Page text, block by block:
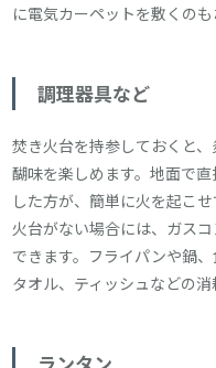
に電気カーペットを敷くのも
調理器具など
焚き火台を持参しておくと
醐味を楽しめます。地面で
した方が、簡単に火を起こ
火台がない場合には、ガス
できます。フライパンや鍋
タオル、ティッシュなどの